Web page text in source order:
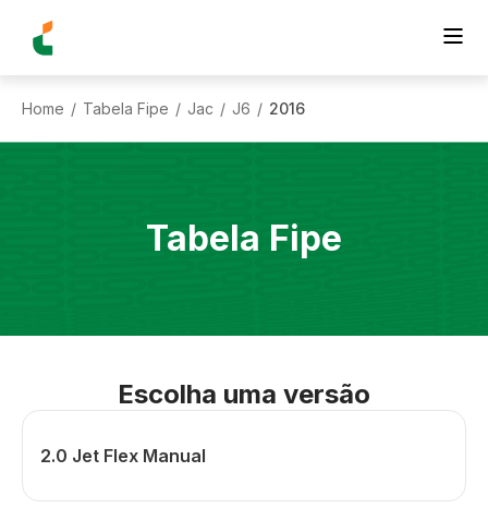
Home / Tabela Fipe / Jac / J6 / 2016
Tabela Fipe
Escolha uma versão
2.0 Jet Flex Manual